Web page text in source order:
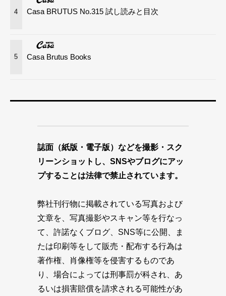
4 Casa BRUTUS No.315 試し読みと目次
5 Casa Brutus Books
誌面（紙版・電子版）などを撮影・スク
リーンショットし、SNSやブログにアッ
プすることは法律で禁止されています。
弊社刊行物に掲載されている写真および
文章を、写真撮影やスキャン等を行なっ
て、許諾なくブログ、SNS等に公開、ま
たは印刷等をして販売・配布する行為は
著作権、肖像権等を侵害するものであ
り、場合によっては刑事罰が科され、あ
るいは損害賠償を請求される可能性があ